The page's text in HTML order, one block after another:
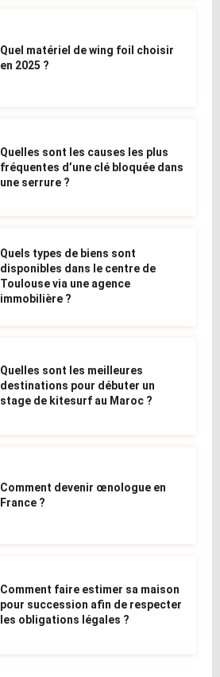
Quel matériel de wing foil choisir
en 2025 ?
Quelles sont les causes les plus
fréquentes d’une clé bloquée dans
une serrure ?
Quels types de biens sont
disponibles dans le centre de
Toulouse via une agence
immobilière ?
Quelles sont les meilleures
destinations pour débuter un
stage de kitesurf au Maroc ?
Comment devenir œnologue en
France ?
Comment faire estimer sa maison
pour succession afin de respecter
les obligations légales ?